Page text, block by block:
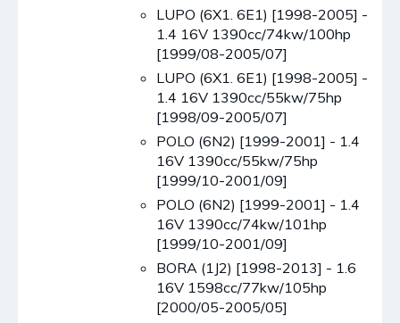
LUPO (6X1. 6E1) [1998-2005] -
1.4 16V 1390cc/74kw/100hp
[1999/08-2005/07]
LUPO (6X1. 6E1) [1998-2005] -
1.4 16V 1390cc/55kw/75hp
[1998/09-2005/07]
POLO (6N2) [1999-2001] - 1.4
16V 1390cc/55kw/75hp
[1999/10-2001/09]
POLO (6N2) [1999-2001] - 1.4
16V 1390cc/74kw/101hp
[1999/10-2001/09]
BORA (1J2) [1998-2013] - 1.6
16V 1598cc/77kw/105hp
[2000/05-2005/05]